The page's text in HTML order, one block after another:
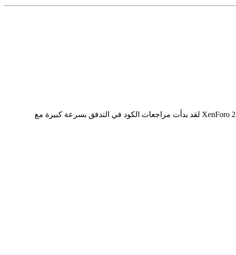
إضافة التحميلات المجزئة Chunked uploads سيتم دمجها في الإصدارة XenForo 2.4 مرحبًا بكم مجددًا في أخبار الخاصة بإصدار XenForo 2.4 لقد بدأت مراجعات الكود في التدفق بسرعة كبيرة مع